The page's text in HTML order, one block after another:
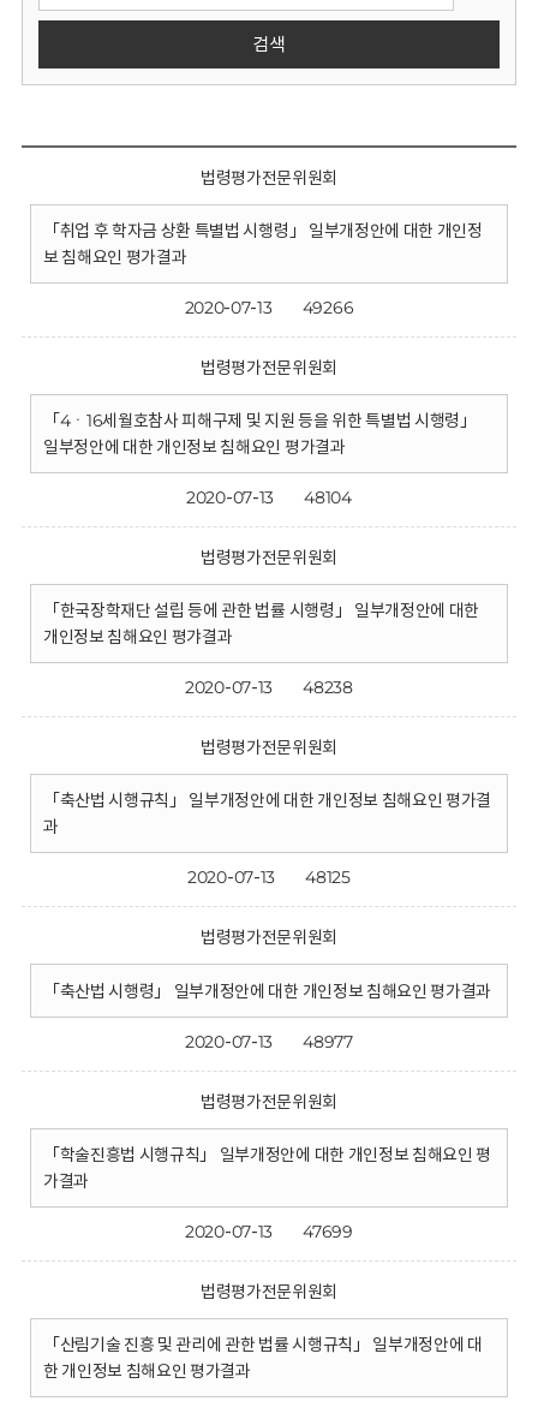
검색
법령평가전문위원회
「취업 후 학자금 상환 특별법 시행령」 일부개정안에 대한 개인정
보 침해요인 평가결과
2020-07-13 49266
법령평가전문위원회
「4ㆍ16세월호참사 피해구제 및 지원 등을 위한 특별법 시행령」
일부정안에 대한 개인정보 침해요인 평가결과
2020-07-13 48104
법령평가전문위원회
「한국장학재단 설립 등에 관한 법률 시행령」 일부개정안에 대한
개인정보 침해요인 평갸결과
2020-07-13 48238
법령평가전문위원회
「축산법 시행규칙」 일부개정안에 대한 개인정보 침해요인 평가결
과
2020-07-13 48125
법령평가전문위원회
「축산법 시행령」 일부개정안에 대한 개인정보 침해요인 평가결과
2020-07-13 48977
법령평가전문위원회
「학술진흥법 시행규칙」 일부개정안에 대한 개인정보 침해요인 평
가결과
2020-07-13 47699
법령평가전문위원회
「산림기술 진흥 및 관리에 관한 법률 시행규칙」 일부개정안에 대
한 개인정보 침해요인 평가결과